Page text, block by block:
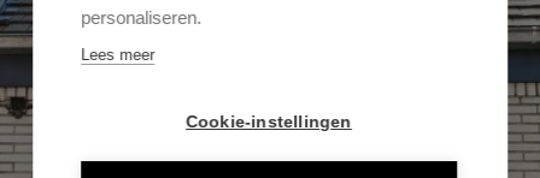
personaliseren.
Lees meer
Cookie-instellingen